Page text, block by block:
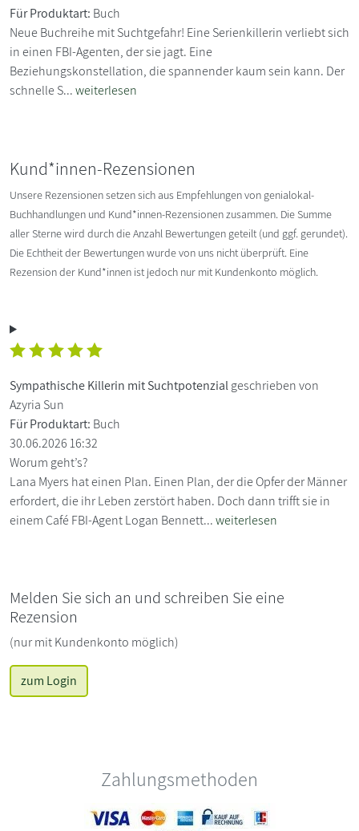
Für Produktart: Buch
Neue Buchreihe mit Suchtgefahr! Eine Serienkillerin verliebt sich
in einen FBI-Agenten, der sie jagt. Eine
Beziehungskonstellation, die spannender kaum sein kann. Der
schnelle S...weiterlesen
Kund*innen-Rezensionen
Unsere Rezensionen setzen sich aus Empfehlungen von genialokal-
Buchhandlungen und Kund*innen-Rezensionen zusammen. Die Summe
aller Sterne wird durch die Anzahl Bewertungen geteilt (und ggf. gerundet).
Die Echtheit der Bewertungen wurde von uns nicht überprüft. Eine
Rezension der Kund*innen ist jedoch nur mit Kundenkonto möglich.
Sympathische Killerin mit Suchtpotenzialgeschrieben von
Azyria Sun
Für Produktart: Buch
30.06.2026 16:32
Worum geht’s?
Lana Myers hat einen Plan. Einen Plan, der die Opfer der Männer
erfordert, die ihr Leben zerstört haben. Doch dann trifft sie in
einem Café FBI-Agent Logan Bennett...weiterlesen
Melden Sie sich an und schreiben Sie eine
Rezension
(nur mit Kundenkonto möglich)
zum Login
Zahlungsmethoden